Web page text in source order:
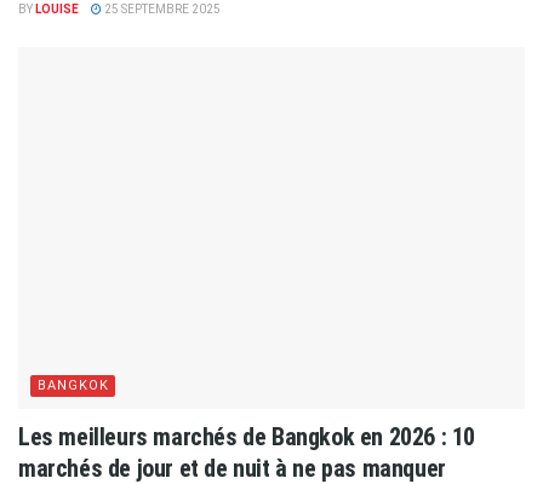
BY LOUISE 25 SEPTEMBRE 2025
BANGKOK
Les meilleurs marchés de Bangkok en 2026 : 10
marchés de jour et de nuit à ne pas manquer